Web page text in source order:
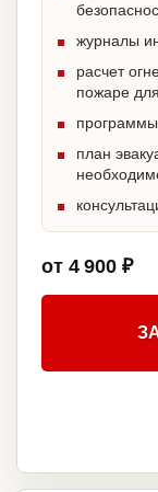
журналы
расчет
пожаре
программы
план
от 4 900 ₽